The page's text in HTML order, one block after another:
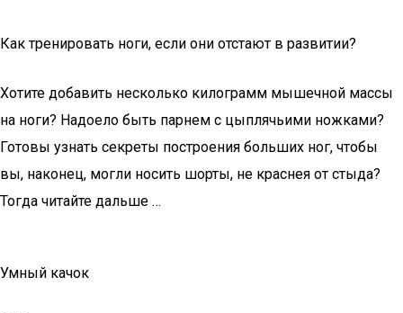
Как тренировать ноги, если они отстают в развитии?
Хотите добавить несколько килограмм мышечной массы
на ноги? Надоело быть парнем с цыплячьими ножками?
Готовы узнать секреты построения больших ног, чтобы
вы, наконец, могли носить шорты, не краснея от стыда?
Тогда читайте дальше …
Умный качок